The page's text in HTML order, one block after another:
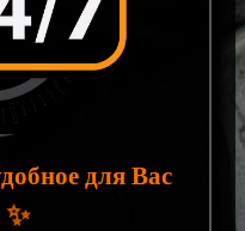
для Вас
✨